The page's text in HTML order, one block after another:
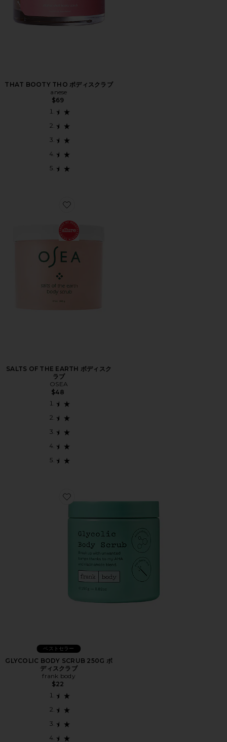
THAT BOOTY THO ボディスクラブ
anese
$69
Favorite SALTS OF THE EARTH ボディスクラブ
SALTS OF THE EARTH ボディスク
ラブ
OSEA
$48
Favorite GLYCOLIC BODY SCRUB 250G ボディスクラ
ベストセラー
GLYCOLIC BODY SCRUB 250G ボ
ディスクラブ
frank body
$22